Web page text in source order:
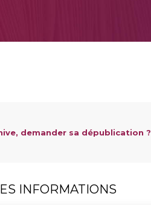
demander sa dépublication ?
INFORMATIONS